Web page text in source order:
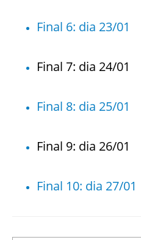
Final 6: dia 23/01
Final 7: dia 24/01
Final 8: dia 25/01
Final 9: dia 26/01
Final 10: dia 27/01